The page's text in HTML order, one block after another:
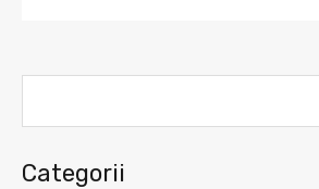
Categorii